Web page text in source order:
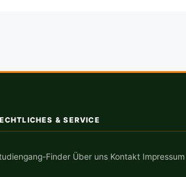
& SERVICE
Finder Über uns Kontakt Impressum